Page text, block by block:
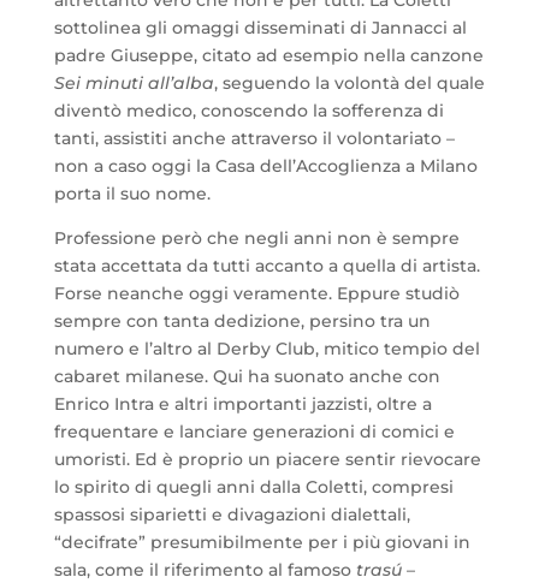
sottolinea gli omaggi disseminati di Jannacci al
padre Giuseppe, citato ad esempio nella canzone
Sei minuti all’alba, seguendo la volontà del quale
diventò medico, conoscendo la sofferenza di
tanti, assistiti anche attraverso il volontariato –
non a caso oggi la Casa dell’Accoglienza a Milano
porta il suo nome.
Professione però che negli anni non è sempre
stata accettata da tutti accanto a quella di artista.
Forse neanche oggi veramente. Eppure studiò
sempre con tanta dedizione, persino tra un
numero e l’altro al Derby Club, mitico tempio del
cabaret milanese. Qui ha suonato anche con
Enrico Intra e altri importanti jazzisti, oltre a
frequentare e lanciare generazioni di comici e
umoristi. Ed è proprio un piacere sentir rievocare
lo spirito di quegli anni dalla Coletti, compresi
spassosi siparietti e divagazioni dialettali,
“decifrate” presumibilmente per i più giovani in
sala, come il riferimento al famoso trasú–